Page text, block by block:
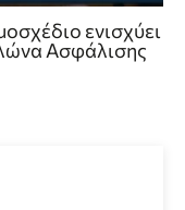
ενισχύει
Ασφάλισης